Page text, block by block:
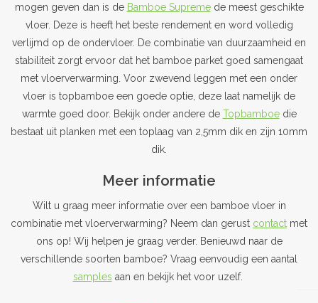
mogen geven dan is de Bamboe Supremede meest geschikte
vloer. Deze is heeft het beste rendement en word volledig
verlijmd op de ondervloer. De combinatie van duurzaamheid en
stabiliteit zorgt ervoor dat het bamboe parket goed samengaat
met vloerverwarming. Voor zwevend leggen met een onder
vloer is topbamboe een goede optie, deze laat namelijk de
warmte goed door. Bekijk onder andere de Topbamboedie
bestaat uit planken met een toplaag van 2,5mm dik en zijn 10mm
dik.
Meer informatie
Wilt u graag meer informatie over een bamboe vloer in
combinatie met vloerverwarming? Neem dan gerust contact met
ons op! Wij helpen je graag verder. Benieuwd naar de
verschillende soorten bamboe? Vraag eenvoudig een aantal
samples aan en bekijk het voor uzelf.